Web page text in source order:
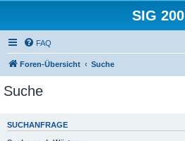
SIG 200
FAQ
Foren-Übersicht Suche
Suche
SUCHANFRAGE